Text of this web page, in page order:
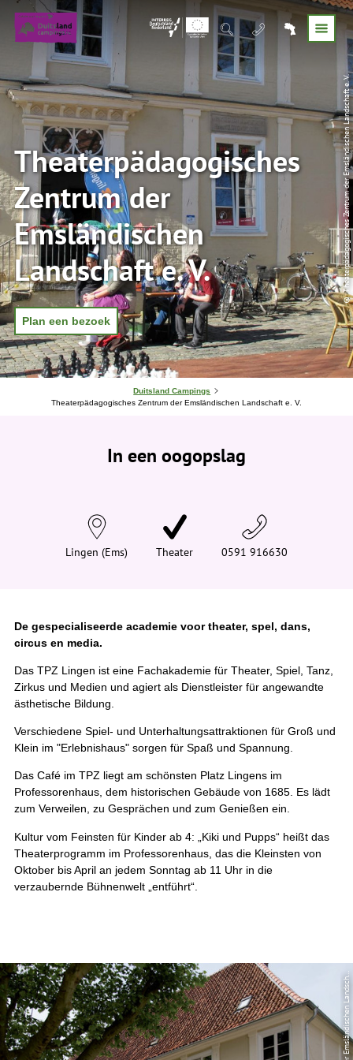
© Theaterpädagogisches Zentrum der Emsländischen Landschaft e. V.
Theaterpädagogisches
Zentrum der
Emsländischen
Landschaft e. V.
Plan een bezoek
Duitsland Campings
Theaterpädagogisches Zentrum der Emsländischen Landschaft e. V.
In een oogopslag
Lingen (Ems) Theater 0591 916630
De gespecialiseerde academie voor theater, spel, dans,
circus en media.
Das TPZ Lingen ist eine Fachakademie für Theater, Spiel, Tanz,
Zirkus und Medien und agiert als Dienstleister für angewandte
ästhetische Bildung.
Verschiedene Spiel- und Unterhaltungsattraktionen für Groß und
Klein im "Erlebnishaus" sorgen für Spaß und Spannung.
Das Café im TPZ liegt am schönsten Platz Lingens im
Professorenhaus, dem historischen Gebäude von 1685. Es lädt
zum Verweilen, zu Gesprächen und zum Genießen ein.
Kultur vom Feinsten für Kinder ab 4: „Kiki und Pupps“ heißt das
Theaterprogramm im Professorenhaus, das die Kleinsten von
Oktober bis April an jedem Sonntag ab 11 Uhr in die
verzaubernde Bühnenwelt „entführt“.
©
f
V.